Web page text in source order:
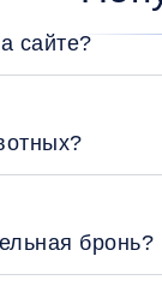
сайте?
бронь?